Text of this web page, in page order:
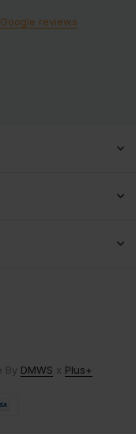
Google reviews
By DMWS x Plus+